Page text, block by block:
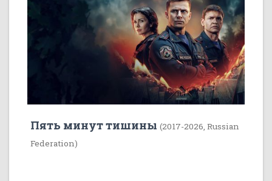
Пять минут тишины (2017-2026, Russian
Federation)